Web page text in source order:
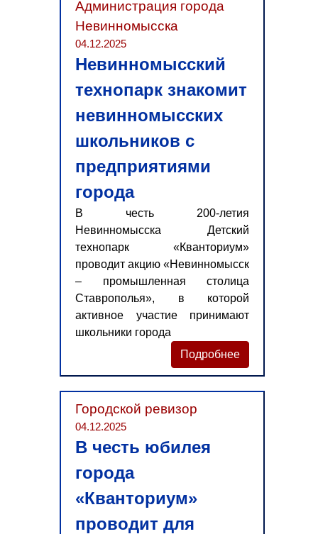
Администрация города
Невинномысска
04.12.2025
Невинномысский
технопарк знакомит
невинномысских
школьников с
предприятиями
города
В честь 200-летия
Невинномысска Детский
технопарк «Кванториум»
проводит акцию «Невинномысск
– промышленная столица
Ставрополья», в которой
активное участие принимают
школьники города
Подробнее
Городской ревизор
04.12.2025
В честь юбилея
города
«Кванториум»
проводит для